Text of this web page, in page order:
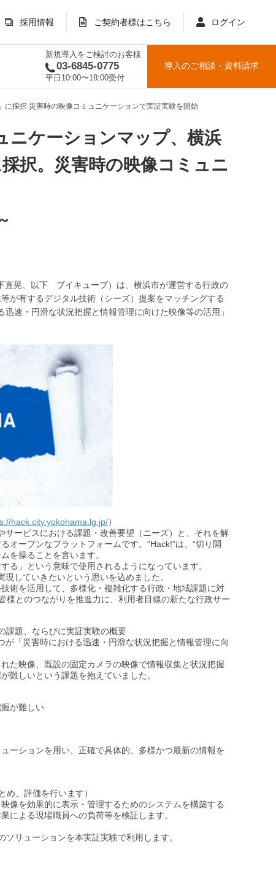
採用情報 ご契約者様はこちら ログイン
新規導入をご検討のお客様
03-6845-0775
平日10:00〜18:00受付
導入のご相談 ・ 資料請求
採択 災害時の映像コミュニケーションで実証実験を開始
ニケーションマップ、横浜
択。災害時の映像コミュニ
直晃、以下 ブイキューブ）は、横浜市が運営する行政の
が有するデジタル技術（シーズ）提案をマッチングする
速・円滑な状況把握と情報管理に向けた映像等の活用」
hack.city.yokohama.lg.jp/）
サービスにおける課題・改善要望（ニーズ）と、それを解
ープンなプラットフォームです。“Hack!”は、“切り開
を操ることを言います。
る」という意味で使用されるようになっています。
していきたいという思いを込めました。
術を活用して、多様化・複雑化する行政・地域課題に対
とのつながりを推進力に、利用者目線の新たな行政サー
課題、ならびに実証実験の概要
が「災害時における迅速・円滑な状況把握と情報管理に向
た映像、既設の固定カメラの映像で情報収集と状況把握
難しいという課題を抱えていました。
が難しい
ーションを用い、正確で具体的、多様かつ最新の情報を
、評価を行います）
像を効果的に表示・管理するためのシステムを構築する
による現場職員への負荷等を検証します。
リューションを本実証実験で利用します。